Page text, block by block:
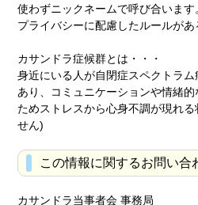
使わずニックネームで呼び合います
プライバシーに配慮したルールがあ
カサンドラ症候群とは・・・
身近にいる人が自閉症スペクトラ
あり、コミュニケーションや情緒
ためストレスから心身不調が現れ
せん)
この情報に関するお問い合
カサンドラ当事者会 事務局